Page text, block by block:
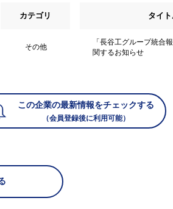
カテゴリ タイ
その他
「長谷工グループ統合
関するお知らせ
この企業の最新情報をチェックする
（会員登録後に利用可能）